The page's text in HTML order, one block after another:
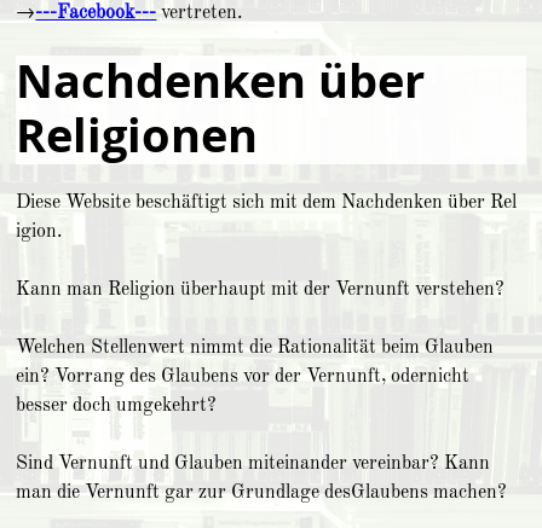
→---Facebook--- vertreten.
Nachdenken über
Religionen
Diese Web­site beschäftigt sich mit dem Nachdenken über Re­l
i­gi­on.
Kann man Religion über­haupt mit der Ver­nunft ver­steh­en?
Welchen Stellenwert nimmt die Rationalität beim Glauben
ein? Vorrang des Glaubens vor der Vernunft, odernicht
besser doch umgekehrt?
Sind Vernunft und Glauben miteinander vereinbar? Kann
man die Ver­nunft gar zur Grund­lage desGlau­bens machen?